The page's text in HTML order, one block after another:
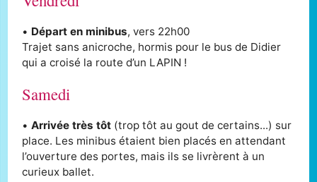
• Départ en minibus, vers 22h00
Trajet sans anicroche, hormis pour le bus de Didier
qui a croisé la route d’un LAPIN !
Samedi
•Arrivée très tôt (trop tôt au gout de certains...) sur
place. Les minibus étaient bien placés en attendant
l’ouverture des portes, mais ils se livrèrent à un
curieux ballet.